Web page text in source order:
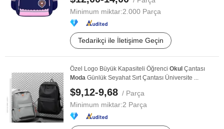
Minimum miktar:2.000 Parça
Tedarikçi ile İletişime Geçin
Özel Logo Büyük Kapasiteli Öğrenci Okul Çantası
Moda Günlük Seyahat Sırt Çantası Üniversite ...
$9,12-9,68 / Parça
Minimum miktar:2 Parça